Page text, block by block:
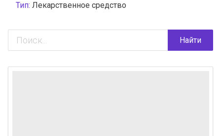
Тип: Лекарственное средство
Найти